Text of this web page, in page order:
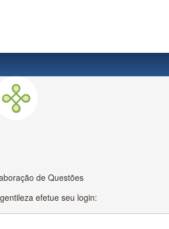
de Questões
efetue seu login: